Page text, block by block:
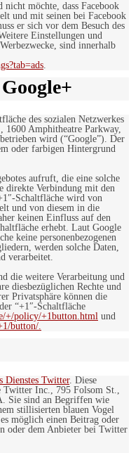
möchte, dass Facebook
und mit seinen bei Facebook
er sich vor dem Besuch des
Einstellungen und
sind innerhalb
.
des sozialen Netzwerkes
1600 Amphitheatre Parkway,
wird (“Google”). Der
oder farbigen Hintergrund
aufruft, die eine solche
direkte Verbindung mit den
Schaltfläche wird von
und von diesem in die
keinen Einfluss auf den
erhebt. Laut Google
keine personenbezogenen
werden solche Daten,
verarbeitet.
die weitere Verarbeitung und
diesbezüglichen Rechte und
Privatsphäre können die
“+1″-Schaltfläche
+/policy/+1button.html und
button/.
Dienstes Twitter. Diese
Twitter Inc., 795 Folsom St.,
Sie sind an Begriffen wie
stillisierten blauen Vogel
möglich einen Beitrag oder
oder dem Anbieter bei Twitter